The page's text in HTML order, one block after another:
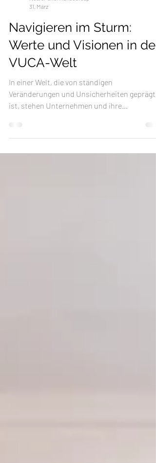
NeuroPerformanceGroup
31. März
Navigieren im Sturm:
Werte und Visionen in der
VUCA-Welt
ist, stehen Unternehmen und ihre
Führungskräfte vor nie dagewesene